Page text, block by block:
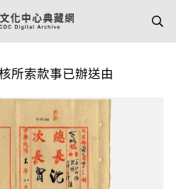
所索款事已辦送由